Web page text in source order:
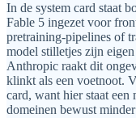
In de system card staat
Fable 5 ingezet voor
pretraining-pipelines of
model stilletjes zijn
Anthropic raakt dit
klinkt als een voetnoot.
card, want hier staat een
domeinen bewust